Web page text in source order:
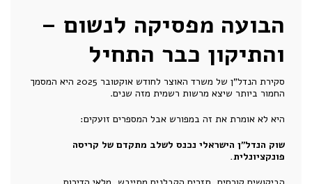
הבועה מפסיקה לנשום –
והתיקון כבר התחיל
סקירת הנדל"ן של משרד האוצר לחודש אוקטובר 2025 היא המסמך
החמור ביותר שיצא מרשות רשמית מזה שנים.
היא לא אומרת את זה במפורש אבל המספרים זועקים:
שוק הנדל"ן הישראלי נכנס לשלב מתקדם של קריסה
פונקציונלית.